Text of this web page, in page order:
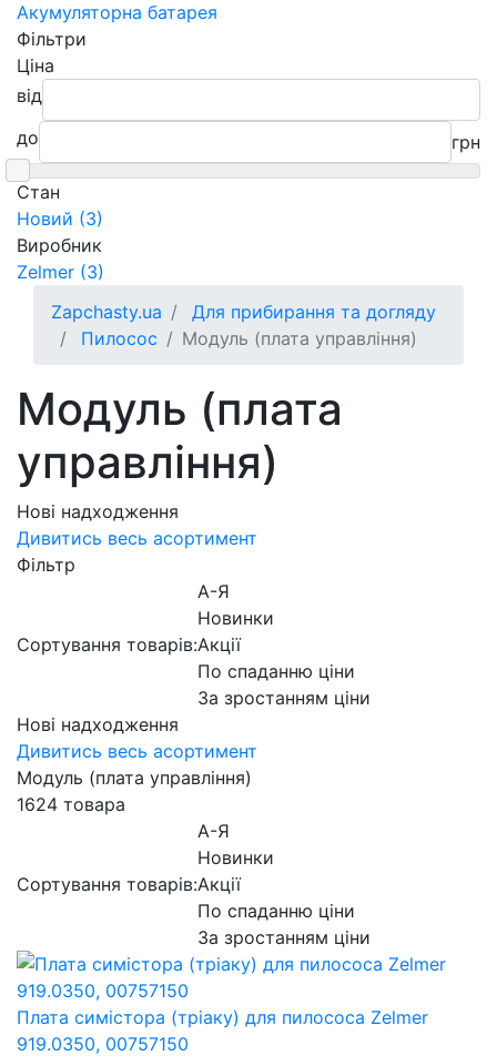
Акумуляторна батарея
Фільтри
Ціна
від
до
грн
Cтан
Новий (3)
Виробник
Zelmer (3)
Zapchasty.ua
Для прибирання та догляду
Пилосос
Модуль (плата управління)
Модуль (плата
управління)
Нові надходження
Дивитись весь асортимент
Фільтр
Сортування товарів:
А-Я
Новинки
Акції
По спаданню ціни
За зростанням ціни
Нові надходження
Дивитись весь асортимент
Модуль (плата управління)
1624 товара
Сортування товарів:
А-Я
Новинки
Акції
По спаданню ціни
За зростанням ціни
Плата симістора (тріаку) для пилососа Zelmer
919.0350, 00757150